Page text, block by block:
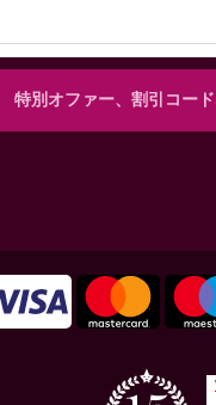
特別オファー、割引コー